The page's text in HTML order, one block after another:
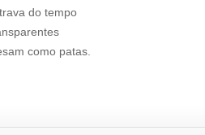
do tempo
como patas.